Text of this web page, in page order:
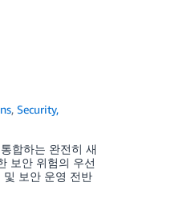
,Security,
합하는 완전히 새
보안 위험의 우선
및 보안 운영 전반